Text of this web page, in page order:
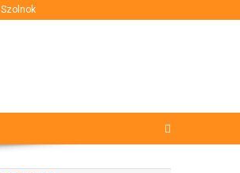
Szolnok